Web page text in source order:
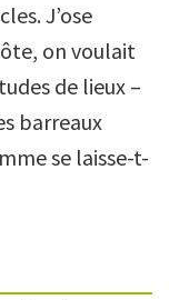
J’ose
on voulait
de lieux –
barreaux
se laisse-t-